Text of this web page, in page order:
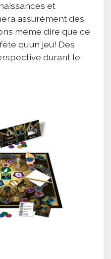
et
assurément des
même dire que ce
qu’un jeu! Des
durant le